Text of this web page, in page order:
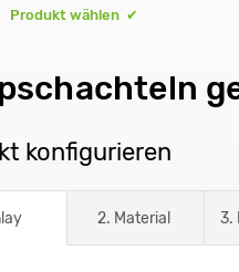
Produkt wählen ✔
konfigurieren
2. Material 3.